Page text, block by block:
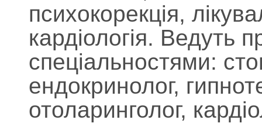
психокорекція,
кардіологія. Ведуть
спеціальностями:
ендокринолог,
отоларинголог,